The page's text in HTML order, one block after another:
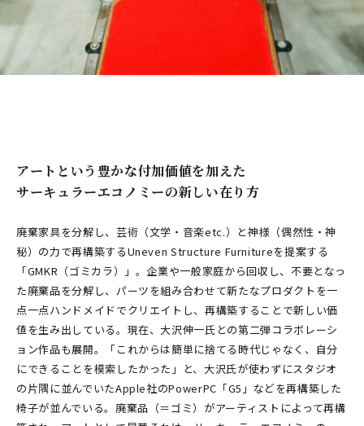
アートという豊かな付加価値を加えた
サーキュラーエコノミーの新しい在り方
廃棄家具を分解し、芸術（文学・音楽etc.）と神様（偶然性・神
秘）の力で再構築するUneven Structure Furnitureを提案する
「GMKR（ゴミカラ）」。企業や一般家庭から回収し、不要となっ
た廃棄品を分解し、パーツを組み合わせて新たなプロダクトを一
点一点ハンドメイドでクリエイトし、再構築することで新しい価
値を生み出している。現在、大沢伸一氏との第二弾コラボレーシ
ョン作品も展開。「これからは簡単に捨てる時代じゃなく、自分
にできることを模索したかった」と、大沢氏が使わずにスタジオ
の片隅に並んでいたApple社のPowerPC「G5」などを再構築した
椅子が並んでいる。廃棄品（＝ゴミ）がアーティストによって再構